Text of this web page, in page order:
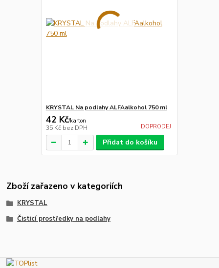
KRYSTAL Na podlahy ALFAalkohol 750 ml
42 Kč/karton
35 Kč bez DPH DOPRODEJ
Přidat do košíku
Zboží zařazeno v kategoriích
KRYSTAL
Čisticí prostředky na podlahy